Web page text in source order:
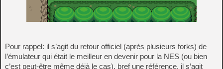
Pour rappel: il s’agit du retour officiel (après plusieurs forks) de
l’émulateur qui était le meilleur en devenir pour la NES (ou bien
c’est peut-être même déjà le cas), bref une référence, il s’agit